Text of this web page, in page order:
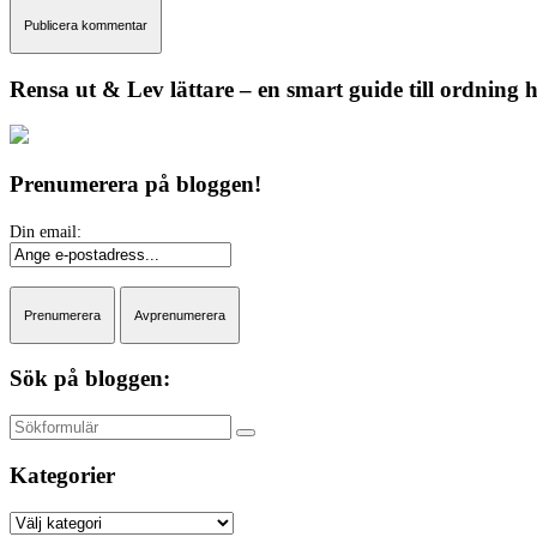
Rensa ut & Lev lättare – en smart guide till ordning
Prenumerera på bloggen!
Sök på bloggen:
Sök
Kategorier
Kategorier